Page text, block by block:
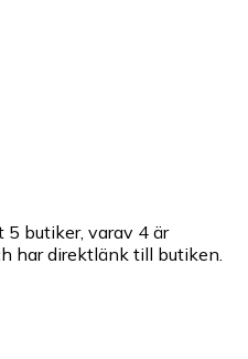
butiker, varav 4 är
har direktlänk till butiken.